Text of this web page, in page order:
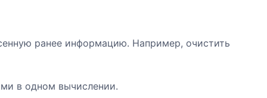
ранее информацию. Например, очистить
в одном вычислении.